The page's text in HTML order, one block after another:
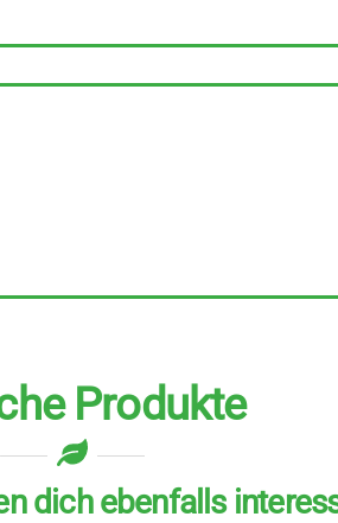
100
ml
Produkte
dich ebenfalls